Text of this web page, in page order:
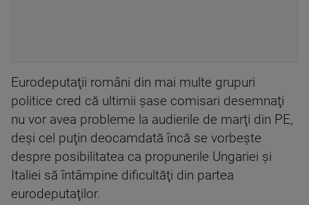
Eurodeputaţii români din mai multe grupuri
politice cred că ultimii şase comisari desemnaţi
nu vor avea probleme la audierile de marţi din PE,
deşi cel puţin deocamdată încă se vorbeşte
despre posibilitatea ca propunerile Ungariei şi
Italiei să întâmpine dificultăţi din partea
eurodeputaţilor.